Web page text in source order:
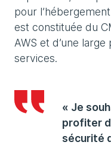
pour
est constituée du
AWS et d’une
services.
« Je
profiter
sécurité